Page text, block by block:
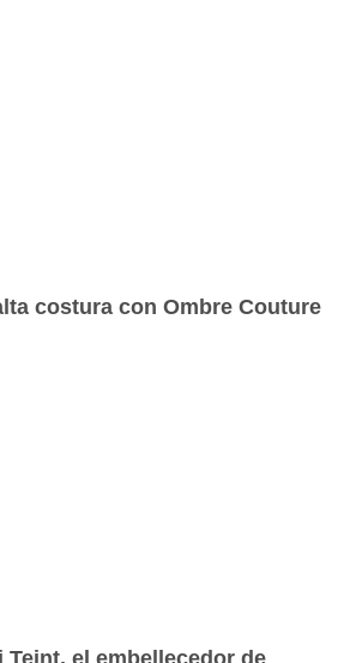
costura con Ombre Couture
Teint, el embellecedor de